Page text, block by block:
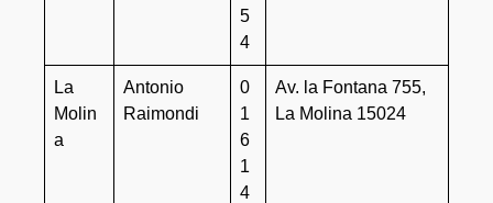
5
4
La
Molin
a
Antonio
Raimondi
0
1
6
1
4
Av. la Fontana 755,
La Molina 15024